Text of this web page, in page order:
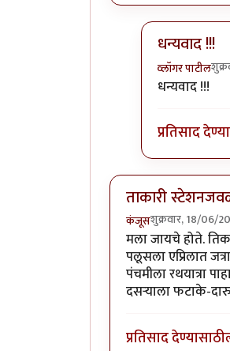
धन्यवाद !!!
व्लॉगर पाटील
In reply to
धन्यवाद !!!
प्रतिसाद
ताकारी
कंजूसशुक्रवार, 18/06/
मला जायचे होते.
पलूसला एप्रिलात
पंचमीला रथयात्रा
दसऱ्याला फटाके-
प्रतिसाद देण्यासाठी